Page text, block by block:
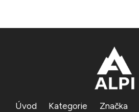
Úvod Kategorie Značka